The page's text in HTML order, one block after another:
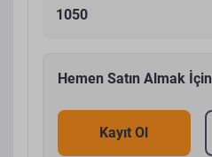
1050
Hemen Satın Almak İçin
Kayıt Ol